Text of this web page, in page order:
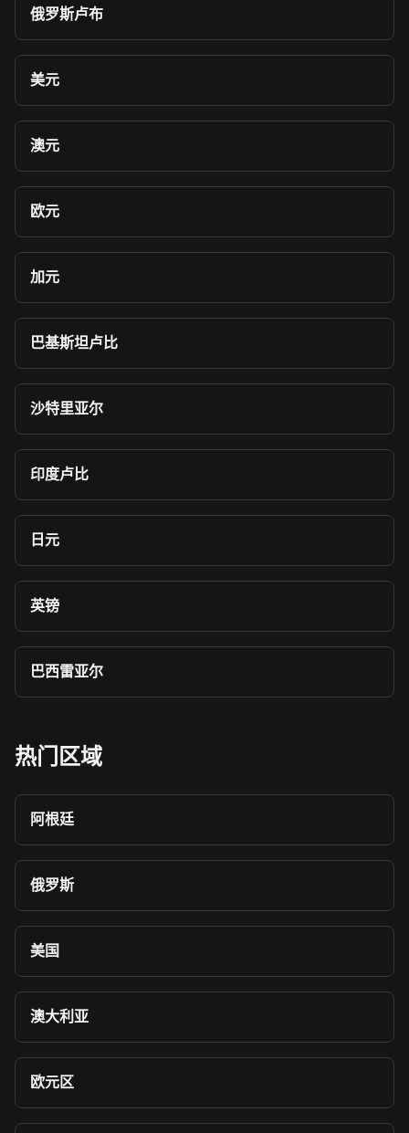
俄罗斯卢布
美元
澳元
欧元
加元
巴基斯坦卢比
沙特里亚尔
印度卢比
日元
英镑
巴西雷亚尔
热门区域
阿根廷
俄罗斯
美国
澳大利亚
欧元区